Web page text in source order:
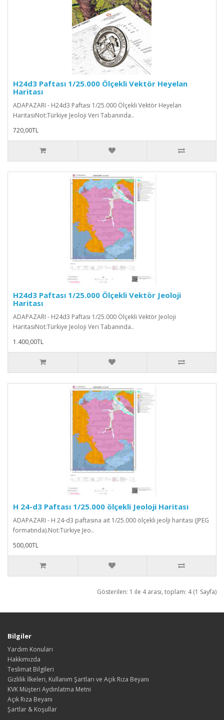
H24d3 Paftası 1/25.000 Ölçekli Vektör Heyelan
Haritası
ADAPAZARI - H24d3 Paftası 1/25.000 Ölçekli Vektör Heyelan
HaritasıNot:Türkiye Jeoloji Veri Tabanında..
720,00TL
H24d3 Paftası 1/25.000 Ölçekli Vektör Jeoloji
Haritası
ADAPAZARI - H24d3 Paftası 1/25.000 Ölçekli Vektör Jeoloji
HaritasıNot:Türkiye Jeoloji Veri Tabanında..
1.400,00TL
H 24-d3 Paftası 1/25.000 ölçekli Jeoloji Haritası
ADAPAZARI - H 24-d3 paftasına ait 1/25.000 ölçekli jeolji haritası (JPEG
formatında).Not:Türkiye Jeo..
500,00TL
Gösterilen: 1 ile 4 arası, toplam: 4 (1 Sayfa)
Bilgiler
Yardım Konuları
Hakkımızda
Teslimat Bilgileri
Gizlilik İlkeleri, Kullanım Şartları ve Açık Rıza Beyanı
KVK Müşteri Aydınlatma Metni
Açık Rıza Beyanı
Şartlar & Koşullar